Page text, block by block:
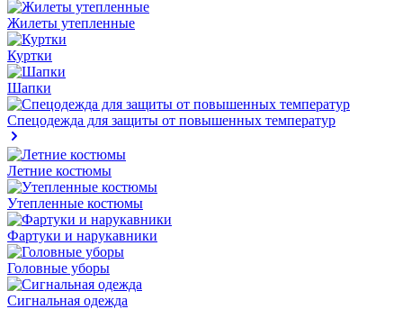
Жилеты утепленные
Куртки
Шапки
Спецодежда для защиты от повышенных температур
Летние костюмы
Утепленные костюмы
Фартуки и нарукавники
Головные уборы
Сигнальная одежда